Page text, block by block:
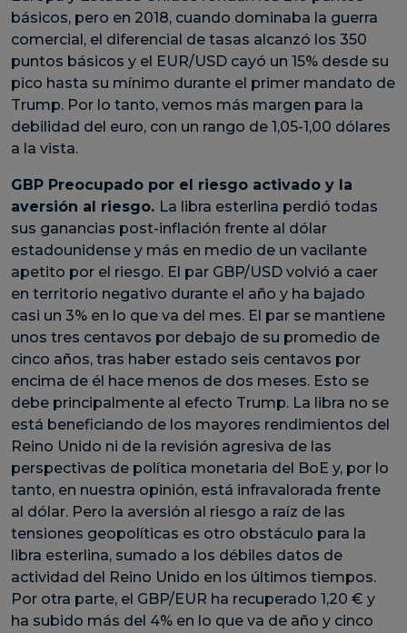
básicos, pero en 2018, cuando dominaba la guerra
comercial, el diferencial de tasas alcanzó los 350
puntos básicos y el EUR/USD cayó un 15% desde su
pico hasta su mínimo durante el primer mandato de
Trump. Por lo tanto, vemos más margen para la
debilidad del euro, con un rango de 1,05-1,00 dólares
a la vista.
GBP Preocupado por el riesgo activado y la
aversión al riesgo. La libra esterlina perdió todas
sus ganancias post-inflación frente al dólar
estadounidense y más en medio de un vacilante
apetito por el riesgo. El par GBP/USD volvió a caer
en territorio negativo durante el año y ha bajado
casi un 3% en lo que va del mes. El par se mantiene
unos tres centavos por debajo de su promedio de
cinco años, tras haber estado seis centavos por
encima de él hace menos de dos meses. Esto se
debe principalmente al efecto Trump. La libra no se
está beneficiando de los mayores rendimientos del
Reino Unido ni de la revisión agresiva de las
perspectivas de política monetaria del BoE y, por lo
tanto, en nuestra opinión, está infravalorada frente
al dólar. Pero la aversión al riesgo a raíz de las
tensiones geopolíticas es otro obstáculo para la
libra esterlina, sumado a los débiles datos de
actividad del Reino Unido en los últimos tiempos.
Por otra parte, el GBP/EUR ha recuperado 1,20 € y
ha subido más del 4% en lo que va de año y cinco